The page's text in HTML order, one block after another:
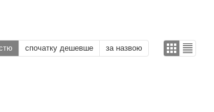
спочатку дешевше за назвою